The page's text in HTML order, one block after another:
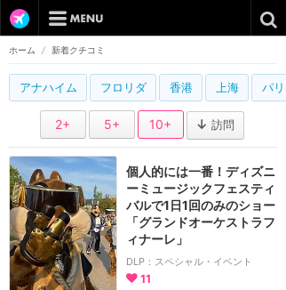
ホーム / 新着クチコミ
アナハイム フロリダ 香港 上海 パリ
2+ 5+ 10+ 訪問
個人的には一番！ディズニ
ーミュージックフェスティ
バルで1日1回のみのショー
「グランドオーケストラフ
ィナーレ」
DLP：スペシャル・イベント
11